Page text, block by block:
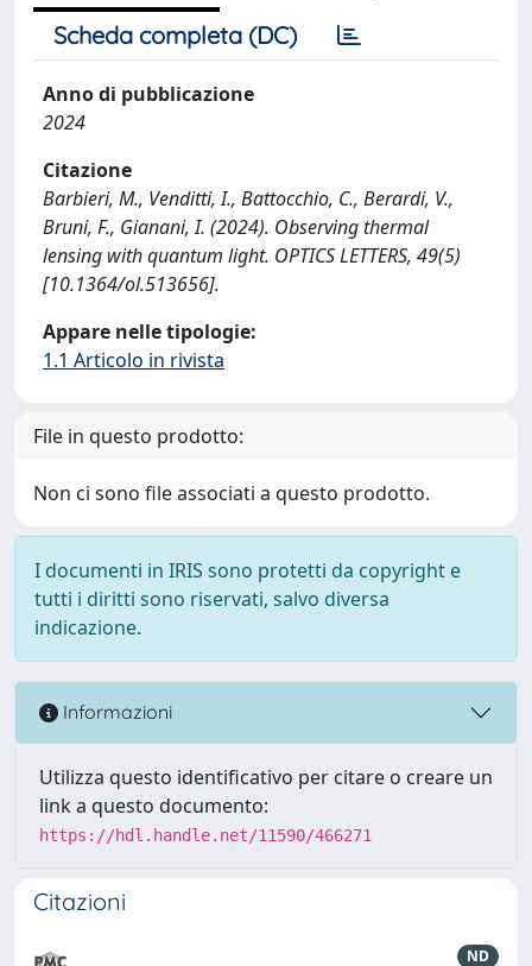
Scheda completa (DC)
Anno di pubblicazione
2024
Citazione
Barbieri, M., Venditti, I., Battocchio, C., Berardi, V.,
Bruni, F., Gianani, I. (2024). Observing thermal
lensing with quantum light. OPTICS LETTERS, 49(5)
[10.1364/ol.513656].
Appare nelle tipologie:
1.1 Articolo in rivista
File in questo prodotto:
Non ci sono file associati a questo prodotto.
I documenti in IRIS sono protetti da copyright e
tutti i diritti sono riservati, salvo diversa
indicazione.
Informazioni
Utilizza questo identificativo per citare o creare un
link a questo documento:
https://hdl.handle.net/11590/466271
Citazioni
ND